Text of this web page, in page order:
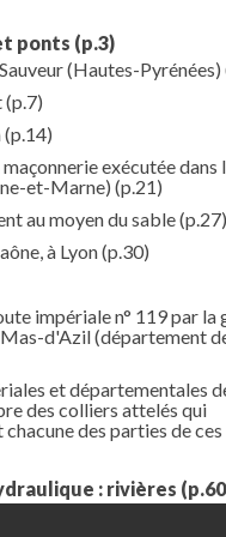
ponts (p.3)
(Hautes-Pyrénées)
(p.7)
(p.14)
exécutée dans
et-Marne) (p.21)
au moyen du sable(p.27)
à Lyon(p.30)
impériale n° 119 par la
d'Azil (département
et départementales
des colliers attelés qui
des parties de ces
: rivières